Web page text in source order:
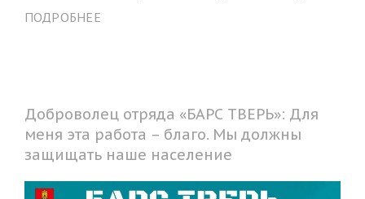
ПОДРОБНЕЕ
Доброволец отряда «БАРС ТВЕРЬ»: Для
меня эта работа – благо. Мы должны
защищать наше население